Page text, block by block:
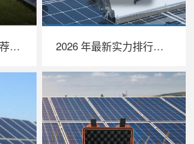
2026 年最新 TOP 推荐｜绝缘接地综合测试仪实力排行，LAILX LXH601 深度测评 2026 年最新实力排行｜光伏清洗机器人 TOP 推荐，LAILX LX‑H403 深度解析